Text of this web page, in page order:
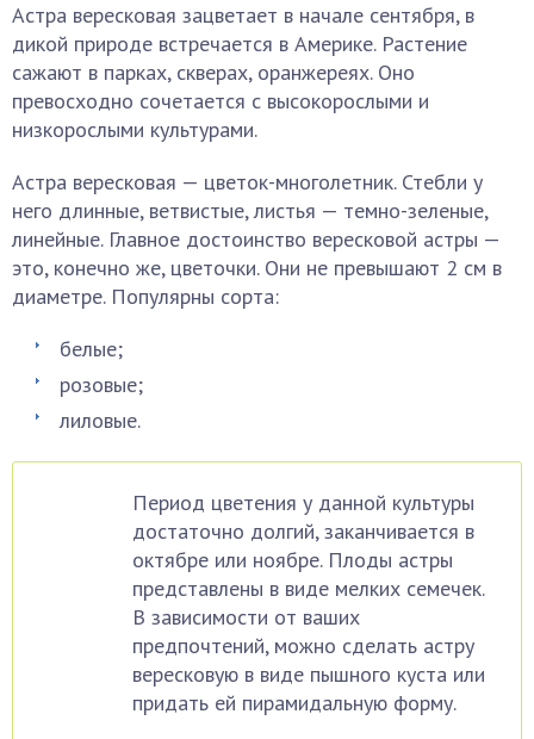
Астра вересковая зацветает в начале сентября, в
дикой природе встречается в Америке. Растение
сажают в парках, скверах, оранжереях. Оно
превосходно сочетается с высокорослыми и
низкорослыми культурами.
Астра вересковая — цветок-многолетник. Стебли у
него длинные, ветвистые, листья — темно-зеленые,
линейные. Главное достоинство вересковой астры —
это, конечно же, цветочки. Они не превышают 2 см в
диаметре. Популярны сорта:
белые;
розовые;
лиловые.
Период цветения у данной культуры
достаточно долгий, заканчивается в
октябре или ноябре. Плоды астры
представлены в виде мелких семечек.
В зависимости от ваших
предпочтений, можно сделать астру
вересковую в виде пышного куста или
придать ей пирамидальную форму.